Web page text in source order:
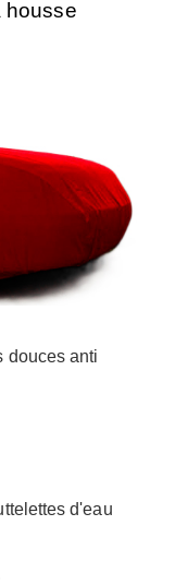
housse
douces anti
d'eau